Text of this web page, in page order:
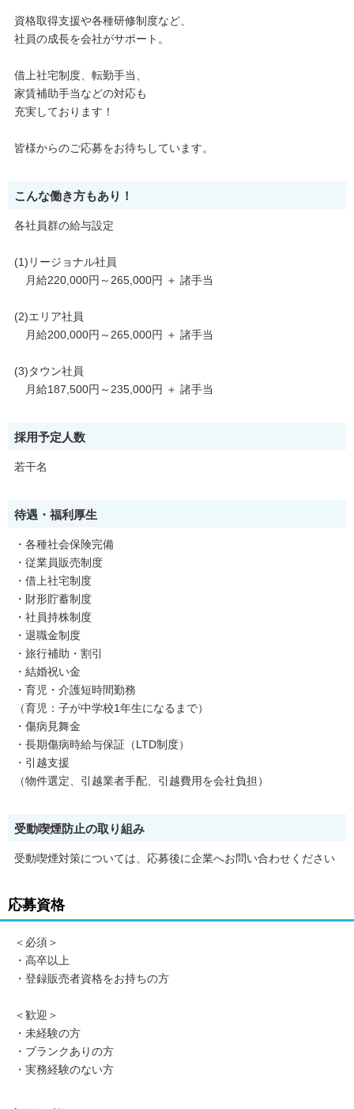
資格取得支援や各種研修制度など、
社員の成長を会社がサポート。
借上社宅制度、転勤手当、
家賃補助手当などの対応も
充実しております！
皆様からのご応募をお待ちしています。
こんな働き方もあり！
各社員群の給与設定
(1)リージョナル社員
月給220,000円～265,000円 ＋ 諸手当
(2)エリア社員
月給200,000円～265,000円 ＋ 諸手当
(3)タウン社員
月給187,500円～235,000円 ＋ 諸手当
採用予定人数
若干名
待遇・福利厚生
・各種社会保険完備
・従業員販売制度
・借上社宅制度
・財形貯蓄制度
・社員持株制度
・退職金制度
・旅行補助・割引
・結婚祝い金
・育児・介護短時間勤務
（育児：子が中学校1年生になるまで）
・傷病見舞金
・長期傷病時給与保証（LTD制度）
・引越支援
（物件選定、引越業者手配、引越費用を会社負担）
受動喫煙防止の取り組み
受動喫煙対策については、応募後に企業へお問い合わせください
応募資格
＜必須＞
・高卒以上
・登録販売者資格をお持ちの方
＜歓迎＞
・未経験の方
・ブランクありの方
・実務経験のない方